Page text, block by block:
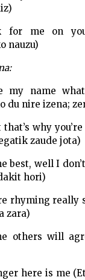
for me on
nauzu)
my name
du nire izena;
why
zaude jota)
best, well I
hori)
rhyming really
zara)
others will
here is me